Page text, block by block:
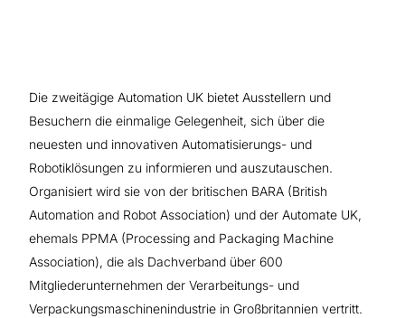
Die zweitägige Automation UK bietet Ausstellern und
Besuchern die einmalige Gelegenheit, sich über die
neuesten und innovativen Automatisierungs- und
Robotiklösungen zu informieren und auszutauschen.
Organisiert wird sie von der britischen BARA (British
Automation and Robot Association) und der Automate UK,
ehemals PPMA (Processing and Packaging Machine
Association), die als Dachverband über 600
Mitgliederunternehmen der Verarbeitungs- und
Verpackungsmaschinenindustrie in Großbritannien vertritt.